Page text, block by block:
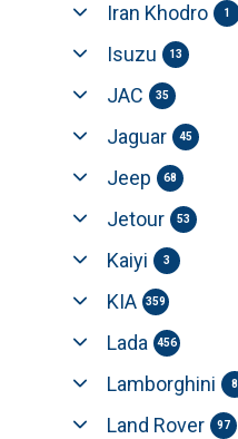
Iran Khodro 1
Isuzu 13
JAC 35
Jaguar 45
Jeep 68
Jetour 53
Kaiyi 3
KIA 359
Lada 456
Lamborghini 8
Land Rover 97